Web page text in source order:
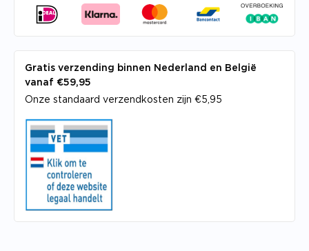
Gratis verzending binnen Nederland en België
vanaf €59,95
Onze standaard verzendkosten zijn €5,95